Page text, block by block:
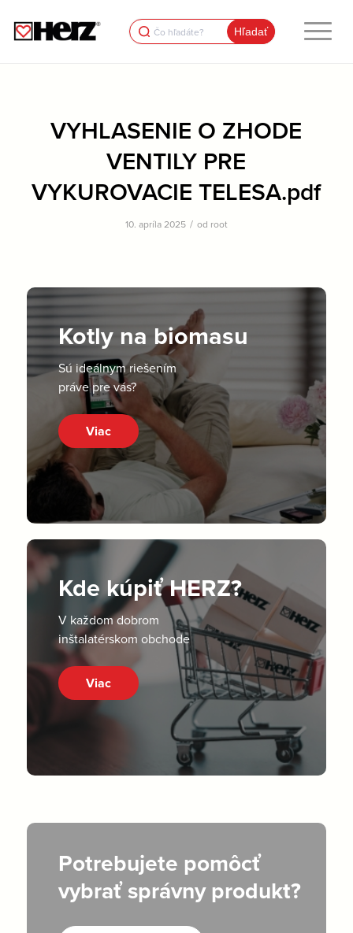
Search
for:
VYHLASENIE O ZHODE
VENTILY PRE
VYKUROVACIE TELESA.pdf
10. apríla 2025 / od root
Kotly na biomasu
Sú ideálnym riešením
práve pre vás?
Viac
Kde kúpiť HERZ?
V každom dobrom
inštalatérskom obchode
Viac
Potrebujete pomôcť
vybrať správny produkt?